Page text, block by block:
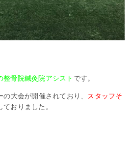
骨院鍼灸院アシスト です。
大会が開催されており、 スタッフそ
ておりました。